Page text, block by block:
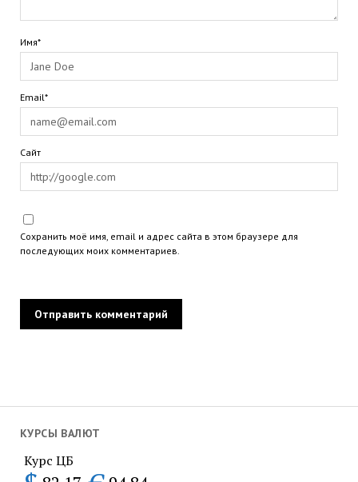
КУРСЫ ВАЛЮТ
Курс ЦБ
Имя*
Email*
Сайт
Сохранить моё имя, email и адрес сайта в этом браузере для
последующих моих комментариев.